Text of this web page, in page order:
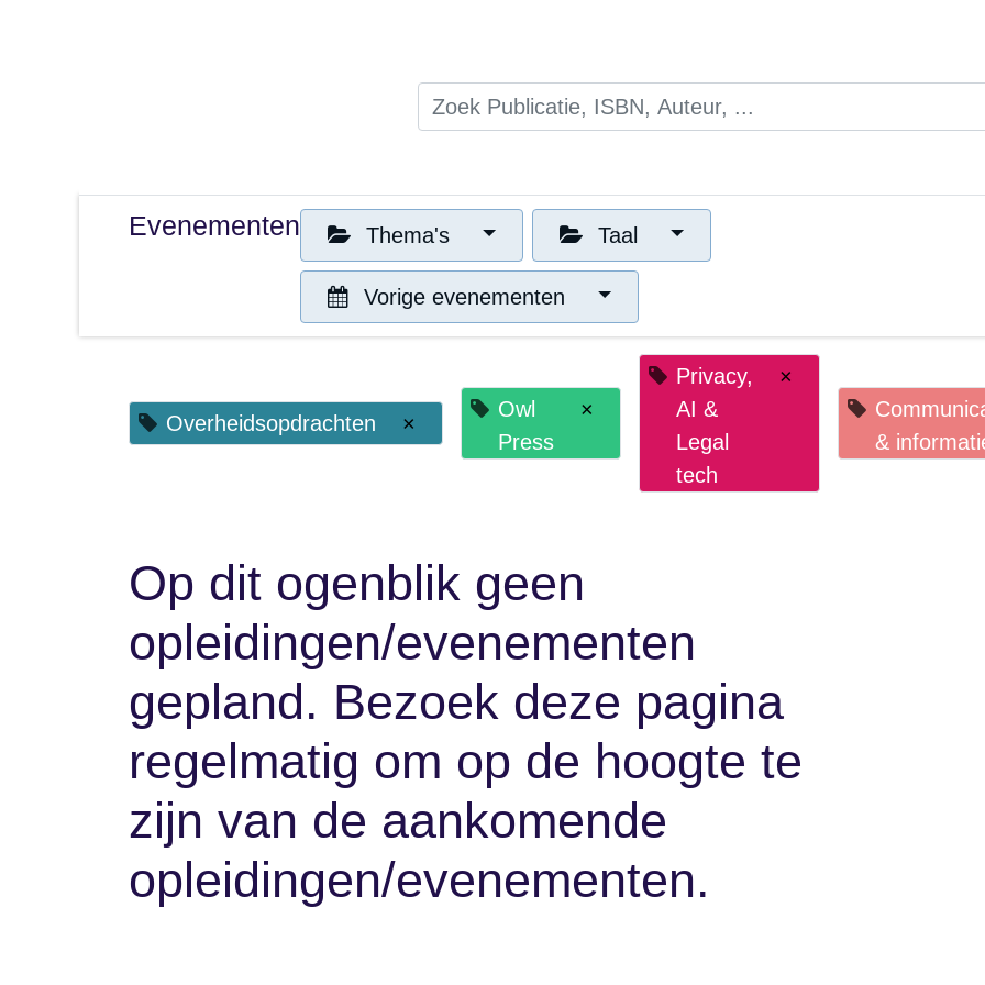
Evenementen Thema's Taal
Vorige evenementen
Overheidsopdrachten
Owl
Press
Privacy,
AI &
Legal
tech
&
Op dit ogenblik geen
opleidingen/evenementen
gepland. Bezoek deze pagina
regelmatig om op de hoogte
te zijn van de aankomende
opleidingen/evenementen.